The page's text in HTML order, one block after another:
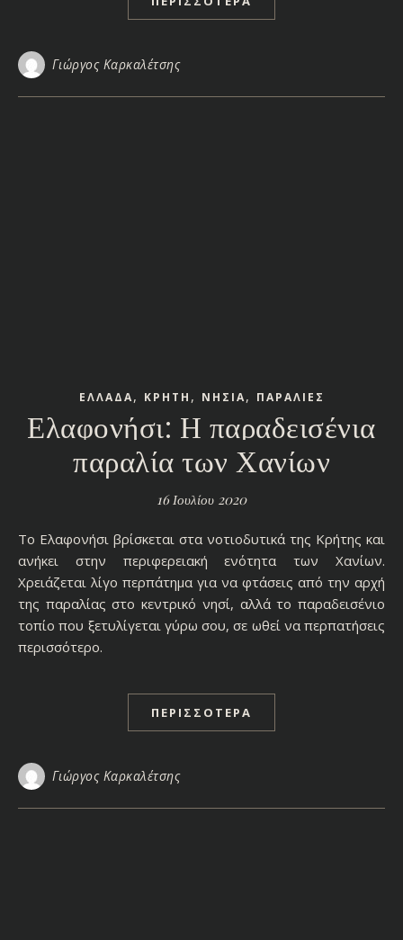
Γιώργος Καρκαλέτσης
ΕΛΛΑΔΑ, ΚΡΗΤΗ , ΝΗΣΙΑ, ΠΑΡΑΛΙΕΣ
Ελαφονήσι: Η παραδεισένια
παραλία των Χανίων
16 Ιουλίου 2020
Το Ελαφονήσι βρίσκεται στα νοτιοδυτικά της Κρήτης και
ανήκει στην περιφερειακή ενότητα των Χανίων.
Χρειάζεται λίγο περπάτημα για να φτάσεις από την αρχή
της παραλίας στο κεντρικό νησί, αλλά το παραδεισένιο
τοπίο που ξετυλίγεται γύρω σου, σε ωθεί να περπατήσεις
περισσότερο.
ΠΕΡΙΣΣΌΤΕΡΑ
Γιώργος Καρκαλέτσης